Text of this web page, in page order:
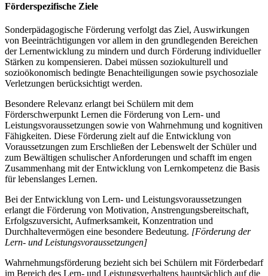
Förderspezifische Ziele
Sonderpädagogische Förderung verfolgt das Ziel, Auswirkungen
von Beeinträchtigungen vor allem in den grundlegenden Bereichen
der Lernentwicklung zu mindern und durch Förderung individueller
Stärken zu kompensieren. Dabei müssen soziokulturell und
sozioökonomisch bedingte Benachteiligungen sowie psychosoziale
Verletzungen berücksichtigt werden.
Besondere Relevanz erlangt bei Schülern mit dem
Förderschwerpunkt Lernen die Förderung von Lern- und
Leistungsvoraussetzungen sowie von Wahrnehmung und kognitiven
Fähigkeiten. Diese Förderung zielt auf die Entwicklung von
Voraussetzungen zum Erschließen der Lebenswelt der Schüler und
zum Bewältigen schulischer Anforderungen und schafft im engen
Zusammenhang mit der Entwicklung von Lernkompetenz die Basis
für lebenslanges Lernen.
Bei der Entwicklung von Lern- und Leistungsvoraussetzungen
erlangt die Förderung von Motivation, Anstrengungsbereitschaft,
Erfolgszuversicht, Aufmerksamkeit, Konzentration und
Durchhaltevermögen eine besondere Bedeutung. [Förderung der
Lern- und Leistungsvoraussetzungen]
Wahrnehmungsförderung bezieht sich bei Schülern mit Förderbedarf
im Bereich des Lern- und Leistungsverhaltens hauptsächlich auf die